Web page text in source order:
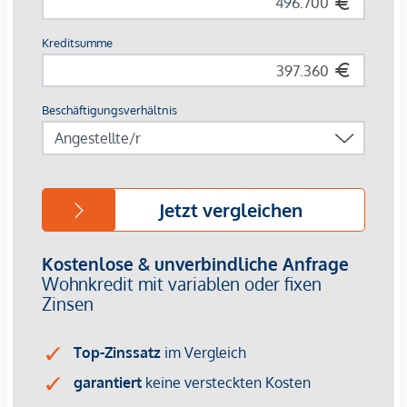
Nähe zum Franz-Josefs-Bahnhof mit Regional- und S-
Wiener Innenstadt & Donaukanal – nur wenige
Minuten entfernt
Grünoasen wie der Türkenschanzpark und die
Damit vereint das Projekt die Vorzüge einer zentralen
Stadtlage mit vielfältigen Erholungs- und
Ihr Vorteil:
Zukunftssicheres Investment durch nachhaltige